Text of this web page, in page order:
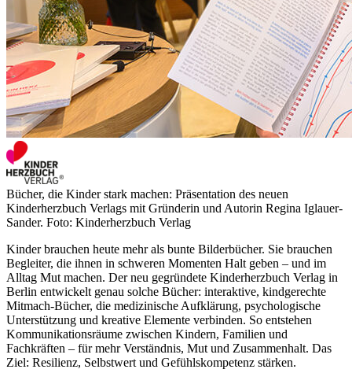
Bücher, die Kinder stark machen: Präsentation des neuen
Kinderherzbuch Verlags mit Gründerin und Autorin Regina Iglauer-
Sander. Foto: Kinderherzbuch Verlag
Kinder brauchen heute mehr als bunte Bilderbücher. Sie brauchen
Begleiter, die ihnen in schweren Momenten Halt geben – und im
Alltag Mut machen. Der neu gegründete Kinderherzbuch Verlag in
Berlin entwickelt genau solche Bücher: interaktive, kindgerechte
Mitmach-Bücher, die medizinische Aufklärung, psychologische
Unterstützung und kreative Elemente verbinden. So entstehen
Kommunikationsräume zwischen Kindern, Familien und
Fachkräften – für mehr Verständnis, Mut und Zusammenhalt. Das
Ziel: Resilienz, Selbstwert und Gefühlskompetenz stärken.